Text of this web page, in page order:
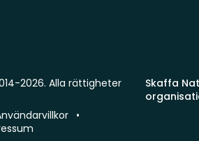
Skaffa
2026. Alla rättigheter